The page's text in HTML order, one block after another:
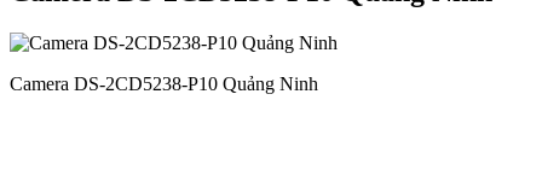
Camera DS-2CD5238-P10 Quảng Ninh